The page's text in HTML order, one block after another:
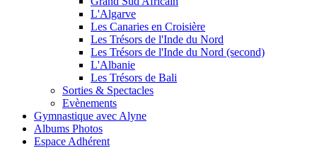
L'Algarve
Les Canaries en Croisière
Les Trésors de l'Inde du Nord
Les Trésors de l'Inde du Nord (second)
L'Albanie
Les Trésors de Bali
Sorties & Spectacles
Evènements
Gymnastique avec Alyne
Albums Photos
Espace Adhérent